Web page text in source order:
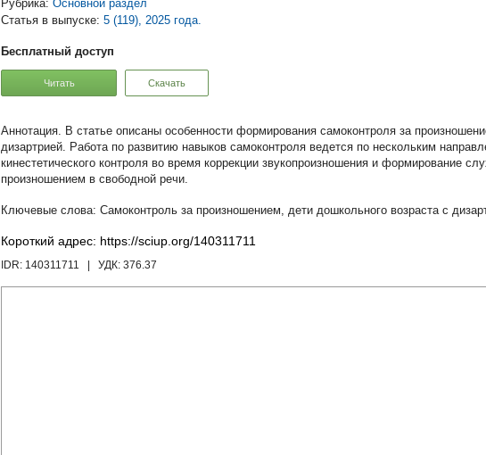
Рубрика: Основной раздел
Статья в выпуске: 5 (119), 2025 года.
Бесплатный доступ
Читать Скачать
В статье описаны особенности формирования самоконтроля за
дизартрией. Работа по развитию навыков самоконтроля ведется по нескольким
кинестетического контроля во время коррекции звукопроизношения и формирование
произношением в свободной речи.
Самоконтроль за произношением, дети дошкольного возраста с
Короткий адрес: https://sciup.org/140311711
IDR: 140311711 | УДК: 376.37